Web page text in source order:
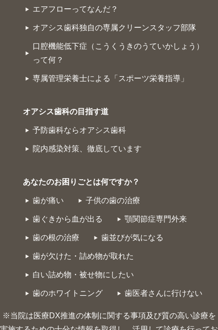
エアフローってなんだ？
オアシス歯科独自の専属クリーンスタッフ部隊
口腔機能低下症（こうくうきのうていかしょう）
って何？
専属管理栄養士による「スポーツ栄養指導」
オアシス歯科の目指す道
予防歯科ならオアシス歯科
院内感染対策、徹底しています
あなたのお困りごとは何ですか？
歯が痛い 子供の歯の治療
歯ぐきから血が出る 顎関節症専門外来
歯の根の治療 歯並びが気になる
歯が欠けた・詰め物が取れた
白い詰め物・被せ物にしたい
歯のホワイトニング 歯医者さんに行けない
※当院は医療DX推進の体制に関する事項及び質の高い診療を